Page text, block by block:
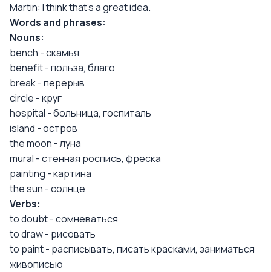
Martin: I think that's a great idea.
Words and phrases:
Nouns:
bench - скамья
benefit - польза, благо
break - перерыв
circle - круг
hospital - больница, госпиталь
island - остров
the moon - луна
mural - стенная роспись, фреска
painting - картина
the sun - солнце
Verbs:
to doubt - сомневаться
to draw - рисовать
to paint - расписывать, писать красками, заниматься
живописью